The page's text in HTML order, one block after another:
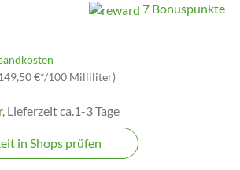
7 Bonuspunkte
€*/100 Milliliter)
, Lieferzeit ca.1-3 Tage
in Shops prüfen